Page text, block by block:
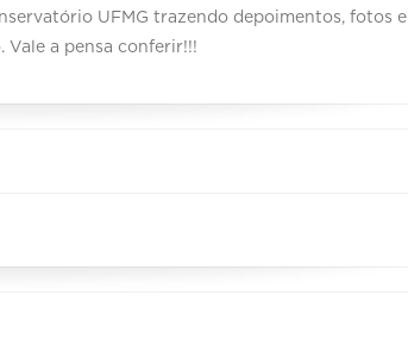
UFMG trazendo depoimentos, fotos e
a pensa conferir!!!